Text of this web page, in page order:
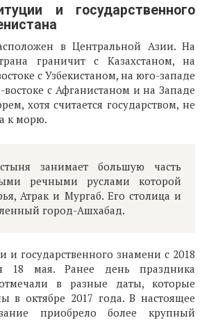
и государственного
в Центральной Азии. На
граничит с Казахстаном, на
с Узбекистаном, на юго-западе
с Афганистаном и на Западе
хотя считается государством, не
к морю.
занимает большую часть
речными руслами которой
Атрак и Мургаб. Его столица и
город-Ашхабад.
и государственного знамени с 2018
18 мая. Ранее день праздника
в разные даты, которые
в октябре 2017 года. В настоящее
приобрело более крупный